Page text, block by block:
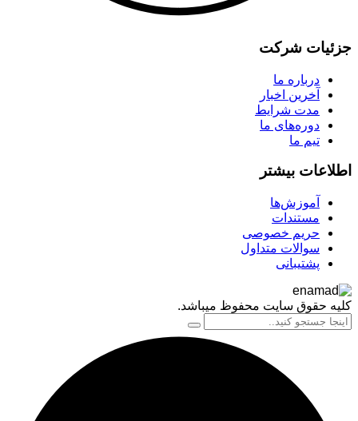
شرکت
درباره ما
آخرین اخبار
مدت شرایط
دوره‌های ما
تیم ما
بیشتر
آموزش‌ها
مستندات
حریم خصوصی
سوالات متداول
پشتیبانی
حقوق سایت محفوظ میباشد.